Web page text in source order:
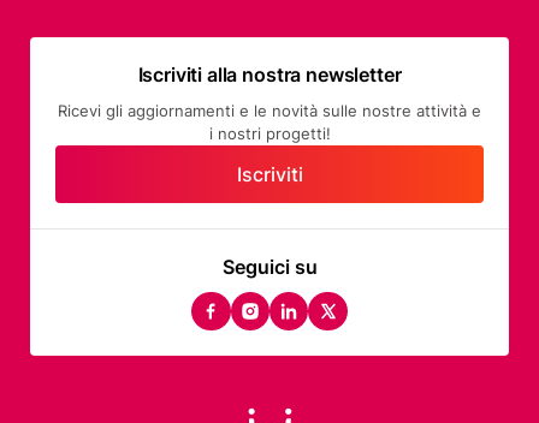
Seguici su
facebook
instagram
linkedin
twitter
Iscriviti alla nostra newsletter
Ricevi gli aggiornamenti e le novità sulle nostre attività e
i nostri progetti!
Iscriviti